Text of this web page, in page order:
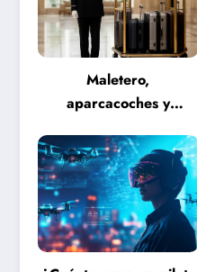
Maletero,
aparcacoches y
BEP y requisitos para
trabajar fines de
semana en
establecimientos de
lujo